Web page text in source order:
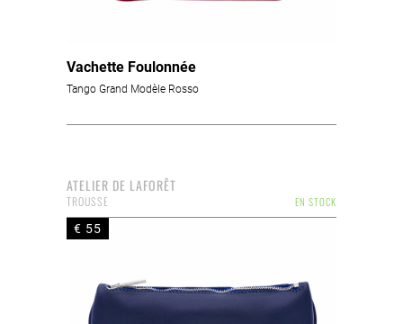
Vachette Foulonnée
Tango Grand Modèle Rosso
ATELIER DE LAFORÊT
EN STOCK
TROUSSE
€ 55